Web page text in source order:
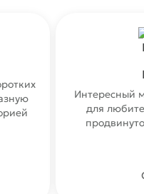
Интересный
для